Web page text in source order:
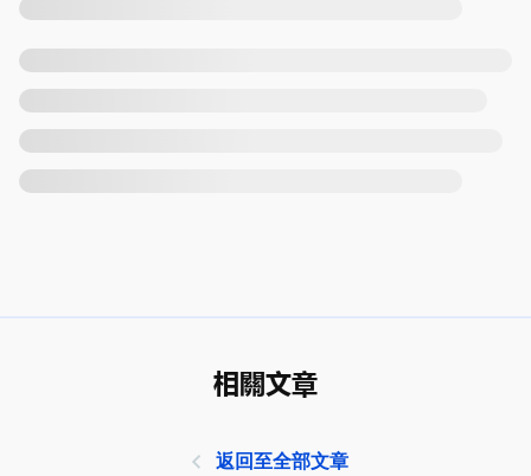
相關文章
返回至全部文章